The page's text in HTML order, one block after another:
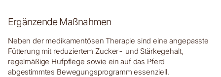
Ergänzende Maßnahmen
Neben der medikamentösen Therapie sind eine angepasste
Fütterung mit reduziertem Zucker- und Stärkegehalt,
regelmäßige Hufpflege sowie ein auf das Pferd
abgestimmtes Bewegungsprogramm essenziell.